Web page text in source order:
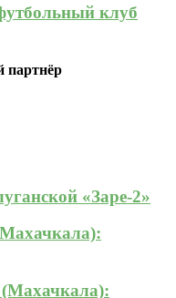
клуб
«Заре-2»